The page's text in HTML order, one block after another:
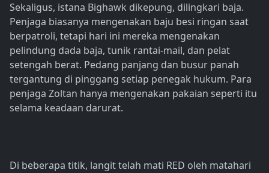
Sekaligus, istana Bighawk dikepung, dilingkari baja.
Penjaga biasanya mengenakan baju besi ringan saat
berpatroli, tetapi hari ini mereka mengenakan
pelindung dada baja, tunik rantai-mail, dan pelat
setengah berat. Pedang panjang dan busur panah
tergantung di pinggang setiap penegak hukum. Para
penjaga Zoltan hanya mengenakan pakaian seperti itu
selama keadaan darurat.
Di beberapa titik, langit telah mati RED oleh matahari